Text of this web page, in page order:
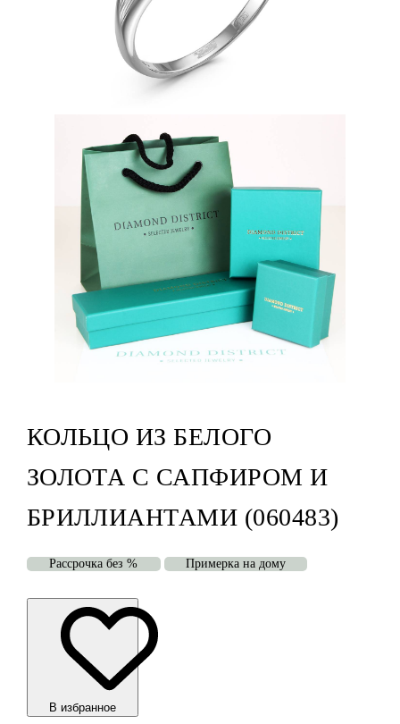
КОЛЬЦО ИЗ БЕЛОГО
ЗОЛОТА С САПФИРОМ И
БРИЛЛИАНТАМИ (060483)
Рассрочка без % Примерка на дому
В избранноe